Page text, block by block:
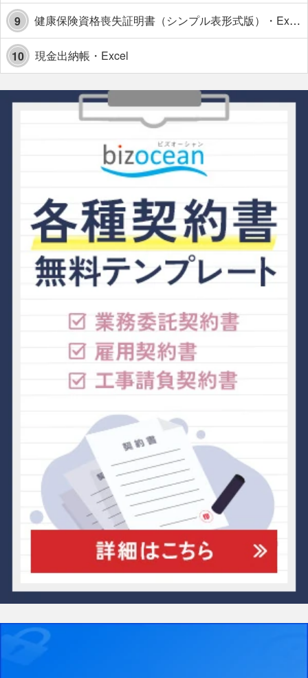
9 健康保険資格喪失証明書（シンプル表形式版）・Excel【見本付き】
10 現金出納帳・Excel